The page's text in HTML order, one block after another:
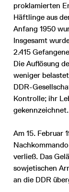
proklamierten
Häftlinge aus
Anfang 1950
Insgesamt
2.415
Die Auflösung
weniger
DDR-
Kontrolle; ihr
gekennzeichnet.
Am 15. Februar
verließ. Das
sowjetischen
an die DDR